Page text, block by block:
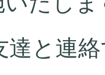
達と連